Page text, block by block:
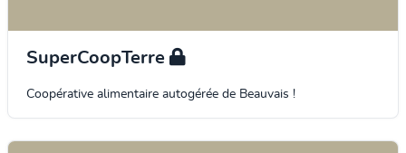
SuperCoopTerre
Coopérative alimentaire autogérée de Beauvais !